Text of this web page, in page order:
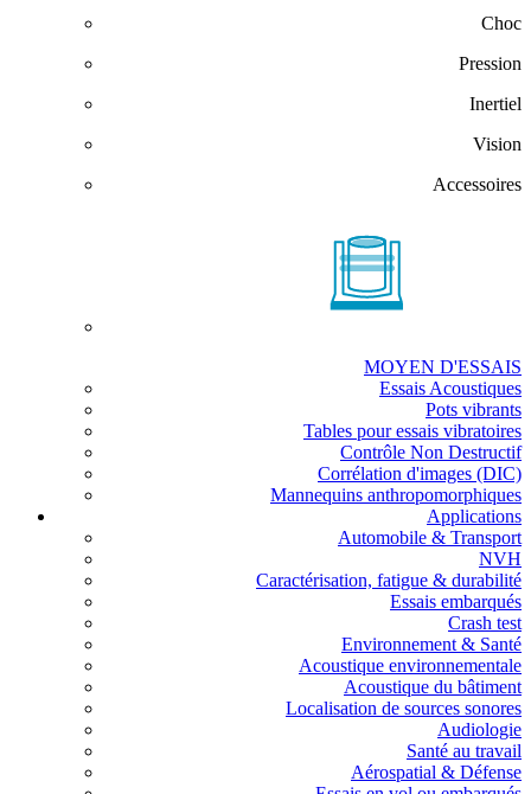
Choc
Pression
Inertiel
Vision
Accessoires
MOYEN D'ESSAIS
Essais Acoustiques
Pots vibrants
Tables pour essais vibratoires
Contrôle Non Destructif
Corrélation d'images (DIC)
Mannequins anthropomorphiques
Applications
Automobile & Transport
NVH
Caractérisation, fatigue & durabilité
Essais embarqués
Crash test
Environnement & Santé
Acoustique environnementale
Acoustique du bâtiment
Localisation de sources sonores
Audiologie
Santé au travail
Aérospatial & Défense